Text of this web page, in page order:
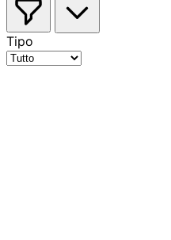
Tipo